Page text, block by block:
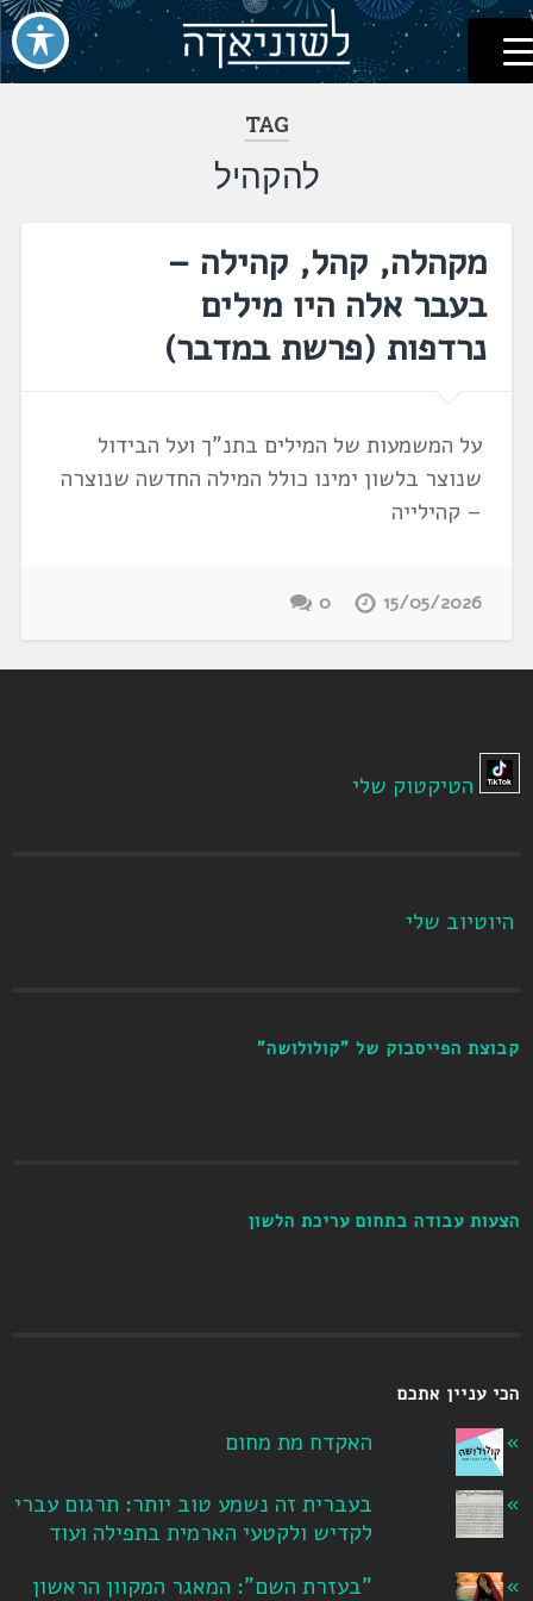
דלג
לתוכן
לשוניאדה
עברית. לשון. שפה
TAG
להקהיל
מקהלה, קהל, קהילה –
בעבר אלה היו מילים
נרדפות ‏(פרשת במדבר‏)
על המשמעות של המילים בתנ"ך ועל הבידול
שנוצר בלשון ימינו כולל המילה החדשה שנוצרה
– קהילייה
15/05/2026
0
הטיקטוק שלי
היוטיוב שלי
קבוצת הפייסבוק של "קולולושה"
הצעות עבודה בתחום עריכת הלשון
הכי עניין אתכם
האקדח מת מחום
בעברית זה נשמע טוב יותר: תרגום עברי
לקדיש ולקטעי הארמית בתפילה ועוד
"בעזרת השם": המאגר המקוון הראשון